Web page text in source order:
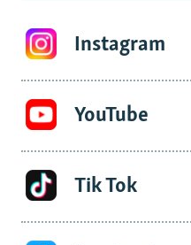
Instagram
YouTube
Tik Tok